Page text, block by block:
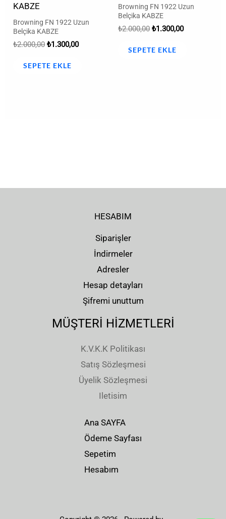
KABZE
Browning FN 1922 Uzun
Belçika KABZE
₺2.000,00 ₺1.300,00
SEPETE EKLE
Browning FN 1922 Uzun
Belçika KABZE
₺2.000,00 ₺1.300,00
SEPETE EKLE
HESABIM
Siparişler
İndirmeler
Adresler
Hesap detayları
Şifremi unuttum
MÜŞTERİ HİZMETLERİ
K.V.K.K Politikası
Satış Sözleşmesi
Üyelik Sözleşmesi
Iletisim
Ana SAYFA
Ödeme Sayfası
Sepetim
Hesabım